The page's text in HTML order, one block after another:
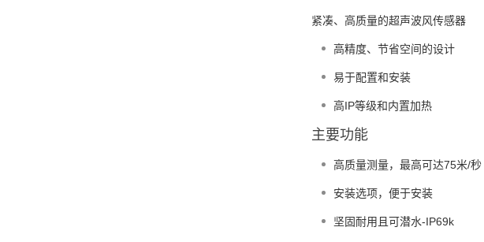
紧凑、高质量的超声波风传感器
高精度、节省空间的设计
易于配置和安装
高IP等级和内置加热
主要功能
高质量测量，最高可达75米/
安装选项，便于安装
坚固耐用且可潜水-IP69k